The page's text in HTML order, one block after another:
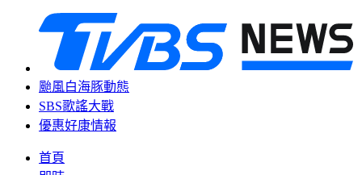
颱風白海豚動態
SBS歌謠大戰
優惠好康情報
首頁